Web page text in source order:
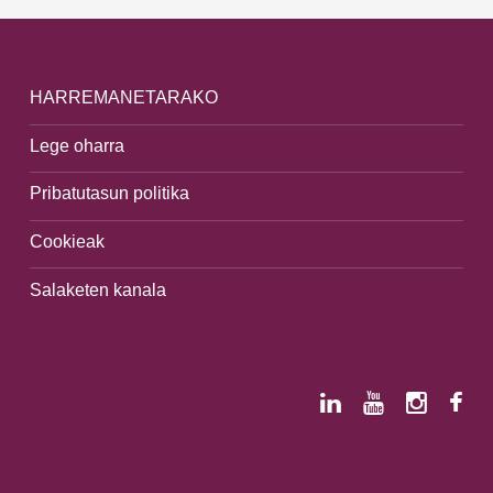
HARREMANETARAKO
Lege oharra
Pribatutasun politika
Cookieak
Salaketen kanala